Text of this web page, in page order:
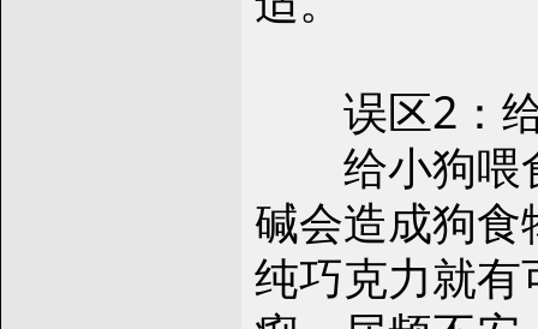
误区2：
给小狗喂食
碱会造成狗
纯巧克力就